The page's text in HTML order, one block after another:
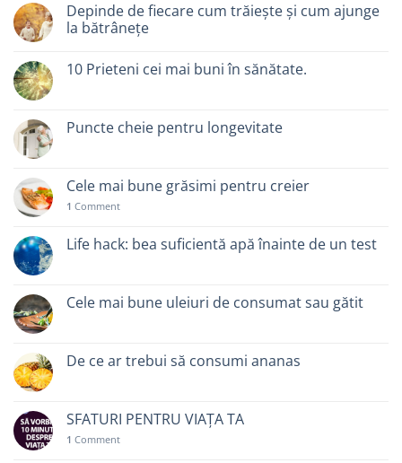
Depinde de fiecare cum trăiește și cum ajunge
la bătrânețe
10 Prieteni cei mai buni în sănătate.
Puncte cheie pentru longevitate
Cele mai bune grăsimi pentru creier
1 Comment
Life hack: bea suficientă apă înainte de un test
Cele mai bune uleiuri de consumat sau gătit
De ce ar trebui să consumi ananas
SFATURI PENTRU VIAȚA TA
1 Comment